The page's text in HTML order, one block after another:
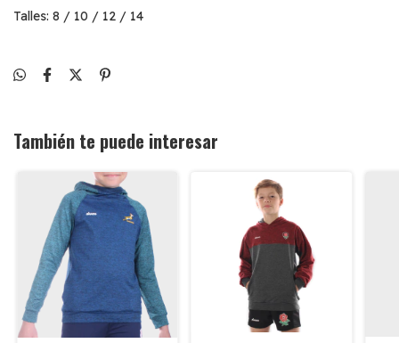
Talles: 8 / 10 / 12 / 14
También te puede interesar